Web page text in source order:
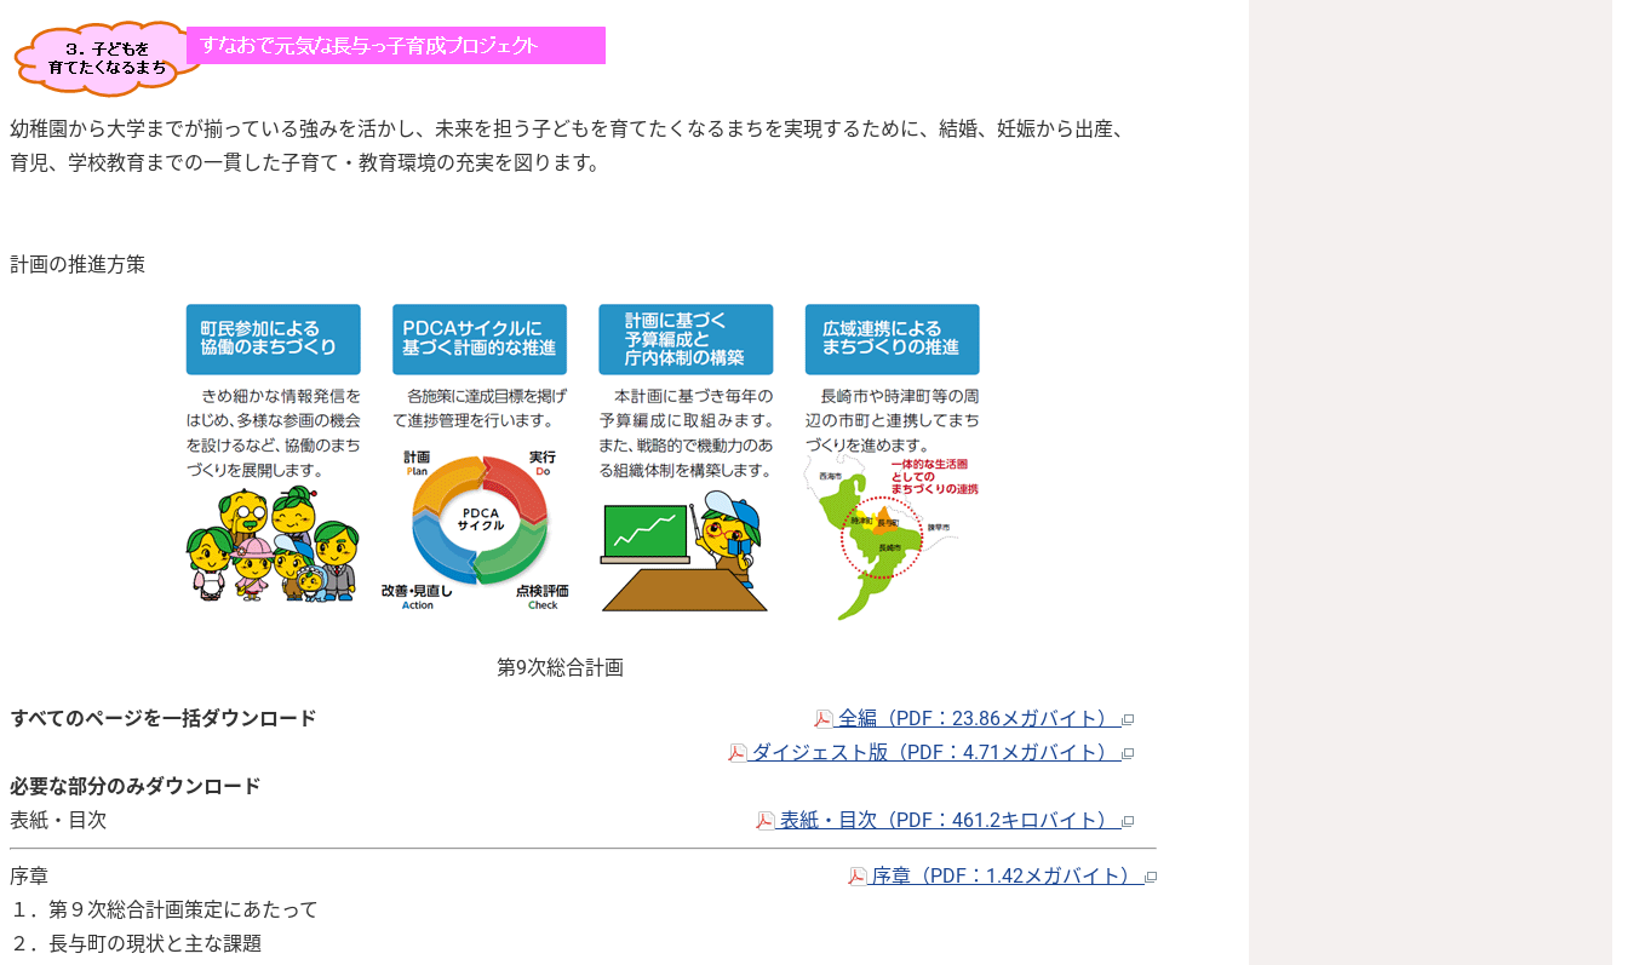
幼稚園から大学までが揃っている強みを活かし、未来を担う子どもを育てたくなるまちを実現するために、結婚、妊娠から出産、
育児、学校教育までの一貫した子育て・教育環境の充実を図ります。
計画の推進方策
第9次総合計画
すべてのページを一括ダウンロード
全編（PDF：23.86メガバイト）
ダイジェスト版（PDF：4.71メガバイト）
必要な部分のみダウンロード
表紙・目次
表紙・目次（PDF：461.2キロバイト）
序章
序章（PDF：1.42メガバイト）
１．第９次総合計画策定にあたって
２．長与町の現状と主な課題